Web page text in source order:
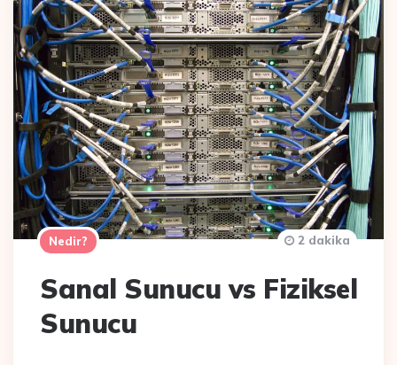
Nedir?
Sanal Sunucu vs Fiziksel
Sunucu
2 dakika